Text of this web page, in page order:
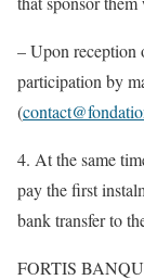
– Upon reception
participation by
(
4. At the same
pay the first
bank transfer to
FORTIS